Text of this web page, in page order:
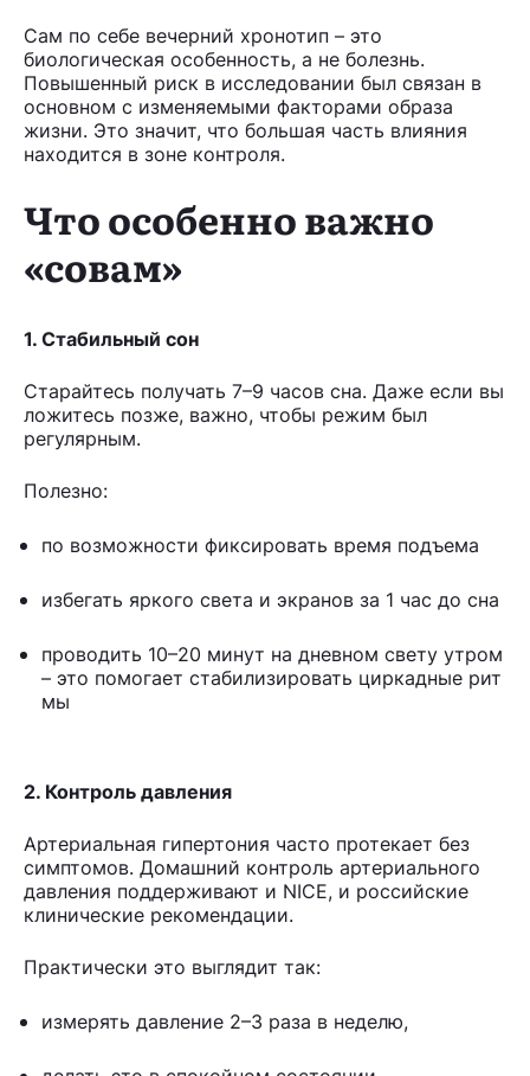
Сам по себе вечерний хронотип – это
биологическая особенность, а не болезнь.
Повышенный риск в исследовании был связан в
основном с изменяемыми факторами образа
жизни. Это значит, что большая часть влияния
находится в зоне контроля.
Что особенно важно
«совам»
1. Стабильный сон
Старайтесь получать 7–9 часов сна. Даже если вы
ложитесь позже, важно, чтобы режим был
регулярным.
Полезно:
по возможности фиксировать время подъема
избегать яркого света и экранов за 1 час до сна
проводить 10–20 минут на дневном свету утром
– это помогает стабилизировать циркадные рит
мы
2. Контроль давления
Артериальная гипертония часто протекает без
симптомов. Домашний контроль артериального
давления поддерживают и NICE, и российские
клинические рекомендации.
Практически это выглядит так:
измерять давление 2–3 раза в неделю,